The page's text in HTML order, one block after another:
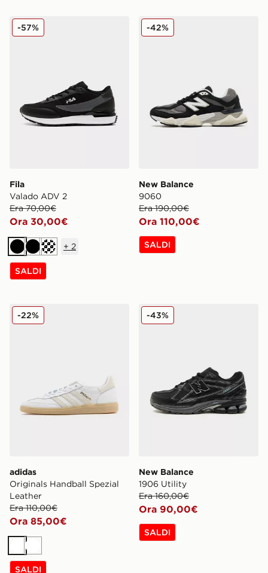
Fila Valado ADV 2
Fila
Valado ADV 2
Era 70,00€
Ora 30,00€
-57%
NeroNeroCrema
+ 2
SALDI
New Balance 9060
New Balance
9060
Era 190,00€
Ora 110,00€
-42%
SALDI
adidas Originals Handball Spezial Leather
adidas
Originals Handball Spezial
Leather
Era 110,00€
Ora 85,00€
-22%
BiancoBianco
SALDI
New Balance 1906 Utility
New Balance
1906 Utility
Era 160,00€
Ora 90,00€
-43%
SALDI